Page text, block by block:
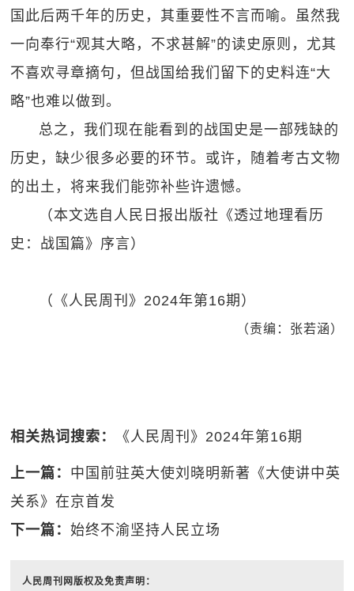
国此后两千年的历史，其重要性不言而喻。虽然我
一向奉行“观其大略，不求甚解”的读史原则，尤其
不喜欢寻章摘句，但战国给我们留下的史料连“大
略”也难以做到。
总之，我们现在能看到的战国史是一部残缺的
历史，缺少很多必要的环节。或许，随着考古文物
的出土，将来我们能弥补些许遗憾。
（本文选自人民日报出版社《透过地理看历
史：战国篇》序言）
（《人民周刊》2024年第16期）
（责编：张若涵）
相关热词搜索： 《人民周刊》2024年第16期
上一篇： 中国前驻英大使刘晓明新著《大使讲中英
关系》在京首发
下一篇：始终不渝坚持人民立场
人民周刊网版权及免责声明：